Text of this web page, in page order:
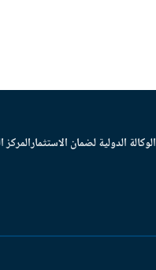
الوكالة الدولية لضمان الاستثمارالمركز